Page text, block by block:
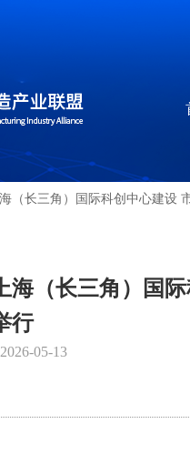
（长三角）国际科创中心建设
海（长三角）国
行
05-13